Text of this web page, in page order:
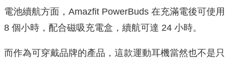
電池續航方面，Amazfit PowerBuds 在充滿電後可使用
8 個小時，配合磁吸充電盒，續航可達 24 小時。
而作為可穿戴品牌的產品，這款運動耳機當然也不是只